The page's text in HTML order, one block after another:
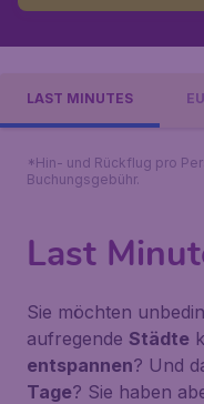
LAST MINUTES
*Hin- und Rückflug pro
Buchungsgebühr.
Last
Sie möchten
aufregende Städte
entspannen? Und
Tage? Sie haben